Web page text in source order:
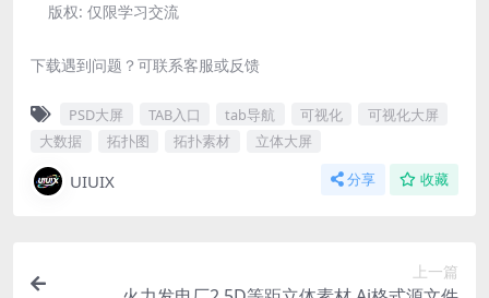
版权: 仅限学习交流
下载遇到问题？可联系客服或反馈
PSD大屏 TAB入口 tab导航 可视化
可视化大屏
大数据
拓扑图 拓扑素材 立体大屏
UIUIX 分享 收藏
上一篇